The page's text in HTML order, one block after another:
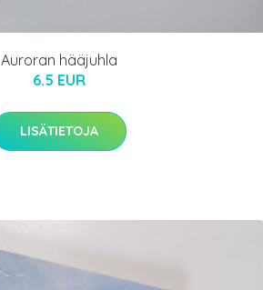
Auroran hääjuhla
6.5 EUR
LISÄTIETOJA